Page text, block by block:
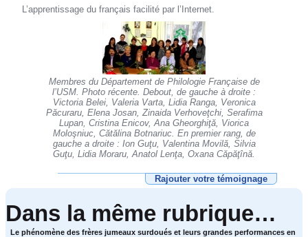
L’apprentissage du français facilité par l’Internet.
Membres du Département de Philologie Française de
l’USM. Photo récente. Debout, de gauche à droite :
Victoria Belei, Valeria Varta, Lidia Ranga, Veronica
Păcuraru, Elena Josan, Zinaida Verhoveţchi, Serafima
Lupan, Cristina Enicov, Ana Gheorghiţă, Viorica
Moloşniuc, Cătălina Botnariuc. En premier rang, de
gauche a droite : Ion Guţu, Valentina Movilă, Silvia
Guţu, Lidia Moraru, Anatol Lenţa, Oxana Căpăţînă.
Rajouter votre témoignage
Dans la même rubrique…
Le phénomène des frères jumeaux surdoués et leurs grandes performances en